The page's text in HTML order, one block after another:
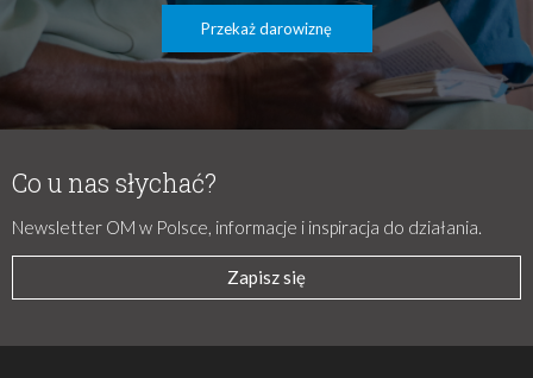
Przekaż darowiznę
Co u nas słychać?
Newsletter OM w Polsce, informacje i inspiracja do działania.
Zapisz się